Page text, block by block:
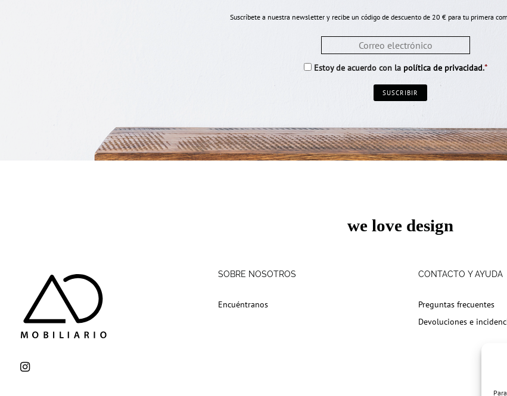
Suscríbete a nuestra newsletter y recibe un código de descuento de 20 € para tu primera
Email*
Consentimiento*
Estoy de acuerdo con la política de privacidad.*
we love design
SOBRE NOSOTROS
Encuéntranos
CONTACTO Y AYUDA
Preguntas frecuentes
Devoluciones e